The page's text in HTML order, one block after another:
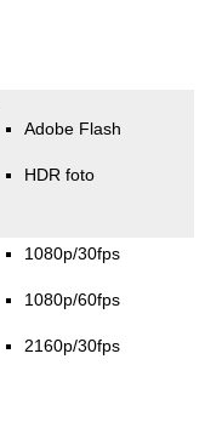
Adobe Flash
HDR foto
1080p/30fps
1080p/60fps
2160p/30fps